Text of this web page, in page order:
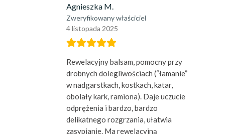
Agnieszka M.
Zweryfikowany właściciel
4 listopada 2025
Rewelacyjny balsam, pomocny przy
drobnych dolegliwościach (“łamanie”
w nadgarstkach, kostkach, katar,
obolały kark, ramiona). Daje uczucie
odprężenia i bardzo, bardzo
delikatnego rozgrzania, ułatwia
zasypianie. Ma rewelacyjną